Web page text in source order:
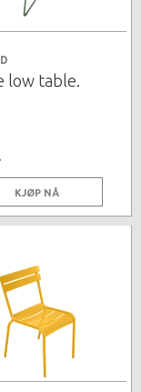
low table.
KJØP NÅ